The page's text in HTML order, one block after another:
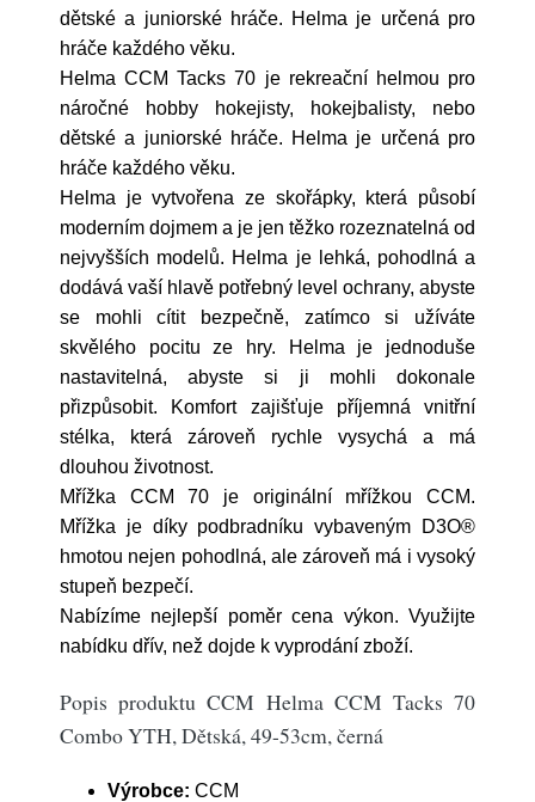
dětské a juniorské hráče. Helma je určená pro
hráče každého věku.
Helma CCM Tacks 70 je rekreační helmou pro
náročné hobby hokejisty, hokejbalisty, nebo
dětské a juniorské hráče. Helma je určená pro
hráče každého věku.
Helma je vytvořena ze skořápky, která působí
moderním dojmem a je jen těžko rozeznatelná od
nejvyšších modelů. Helma je lehká, pohodlná a
dodává vaší hlavě potřebný level ochrany, abyste
se mohli cítit bezpečně, zatímco si užíváte
skvělého pocitu ze hry. Helma je jednoduše
nastavitelná, abyste si ji mohli dokonale
přizpůsobit. Komfort zajišťuje příjemná vnitřní
stélka, která zároveň rychle vysychá a má
dlouhou životnost.
Mřížka CCM 70 je originální mřížkou CCM.
Mřížka je díky podbradníku vybaveným D3O®
hmotou nejen pohodlná, ale zároveň má i vysoký
stupeň bezpečí.
Nabízíme nejlepší poměr cena výkon. Využijte
nabídku dřív, než dojde k vyprodání zboží.
Popis produktu CCM Helma CCM Tacks 70
Combo YTH, Dětská, 49-53cm, černá
Výrobce: CCM